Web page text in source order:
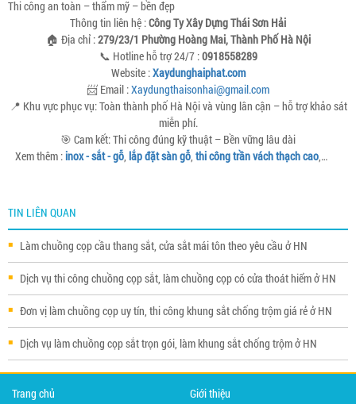
Thi công an toàn – thẩm mỹ – bền đẹp
Thông tin liên hệ :Công Ty Xây Dựng Thái Sơn Hải
🏠 Địa chỉ :279/23/1 Phường Hoàng Mai, Thành Phố Hà Nội
📞 Hotline hỗ trợ 24/7 :0918558289
Website :Xaydunghaiphat.com
📨 Email :Xaydungthaisonhai@gmail.com
📍 Khu vực phục vụ: Toàn thành phố Hà Nội và vùng lân cận – hỗ trợ khảo sát
miễn phí.
🎯 Cam kết: Thi công đúng kỹ thuật – Bền vững lâu dài
Xem thêm :inox - sắt - gỗ, lắp đặt sàn gỗ, thi công trần vách thạch cao,…
TIN LIÊN QUAN
Làm chuồng cọp cầu thang sắt, cửa sắt mái tôn theo yêu cầu ở HN
Dịch vụ thi công chuồng cọp sắt, làm chuồng cọp có cửa thoát hiểm ở HN
Đơn vị làm chuồng cọp uy tín, thi công khung sắt chống trộm giá rẻ ở HN
Dịch vụ làm chuồng cọp sắt trọn gói, làm khung sắt chống trộm ở HN
Trang chủ Giới thiệu